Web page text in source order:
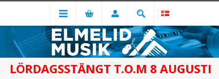
LÖRDAGSSTÄNGT T.O.M 8 AUGUSTI